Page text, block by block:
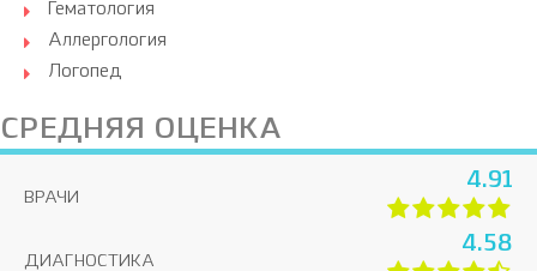
Гематология
Аллергология
Логопед
СРЕДНЯЯ ОЦЕНКА
ВРАЧИ
4.91
ДИАГНОСТИКА
4.58